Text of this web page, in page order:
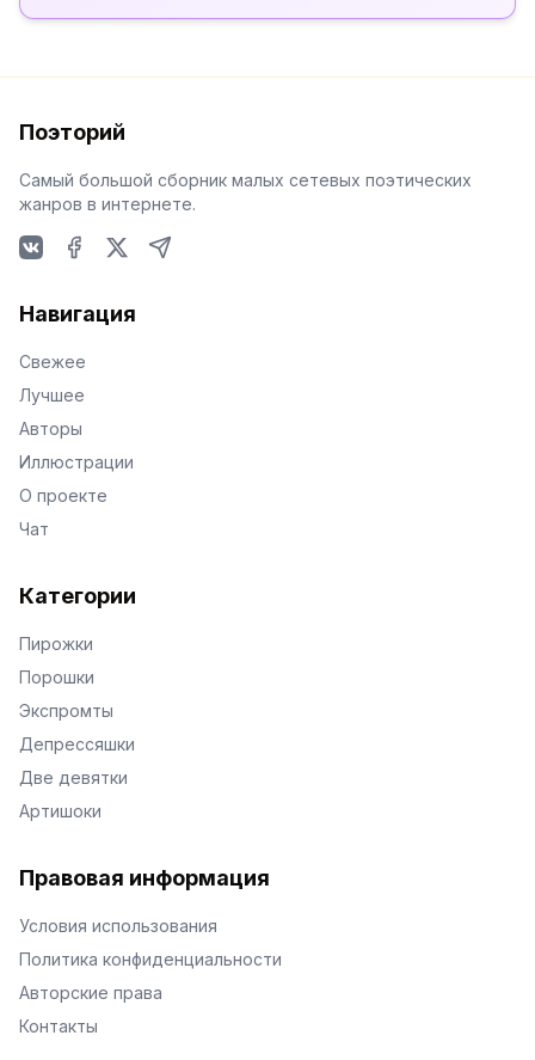
Поэторий
Самый большой сборник малых сетевых поэтических
жанров в интернете.
Навигация
Свежее
Лучшее
Авторы
Иллюстрации
О проекте
Чат
Категории
Пирожки
Порошки
Экспромты
Депрессяшки
Две девятки
Артишоки
Правовая информация
Условия использования
Политика конфиденциальности
Авторские права
Контакты